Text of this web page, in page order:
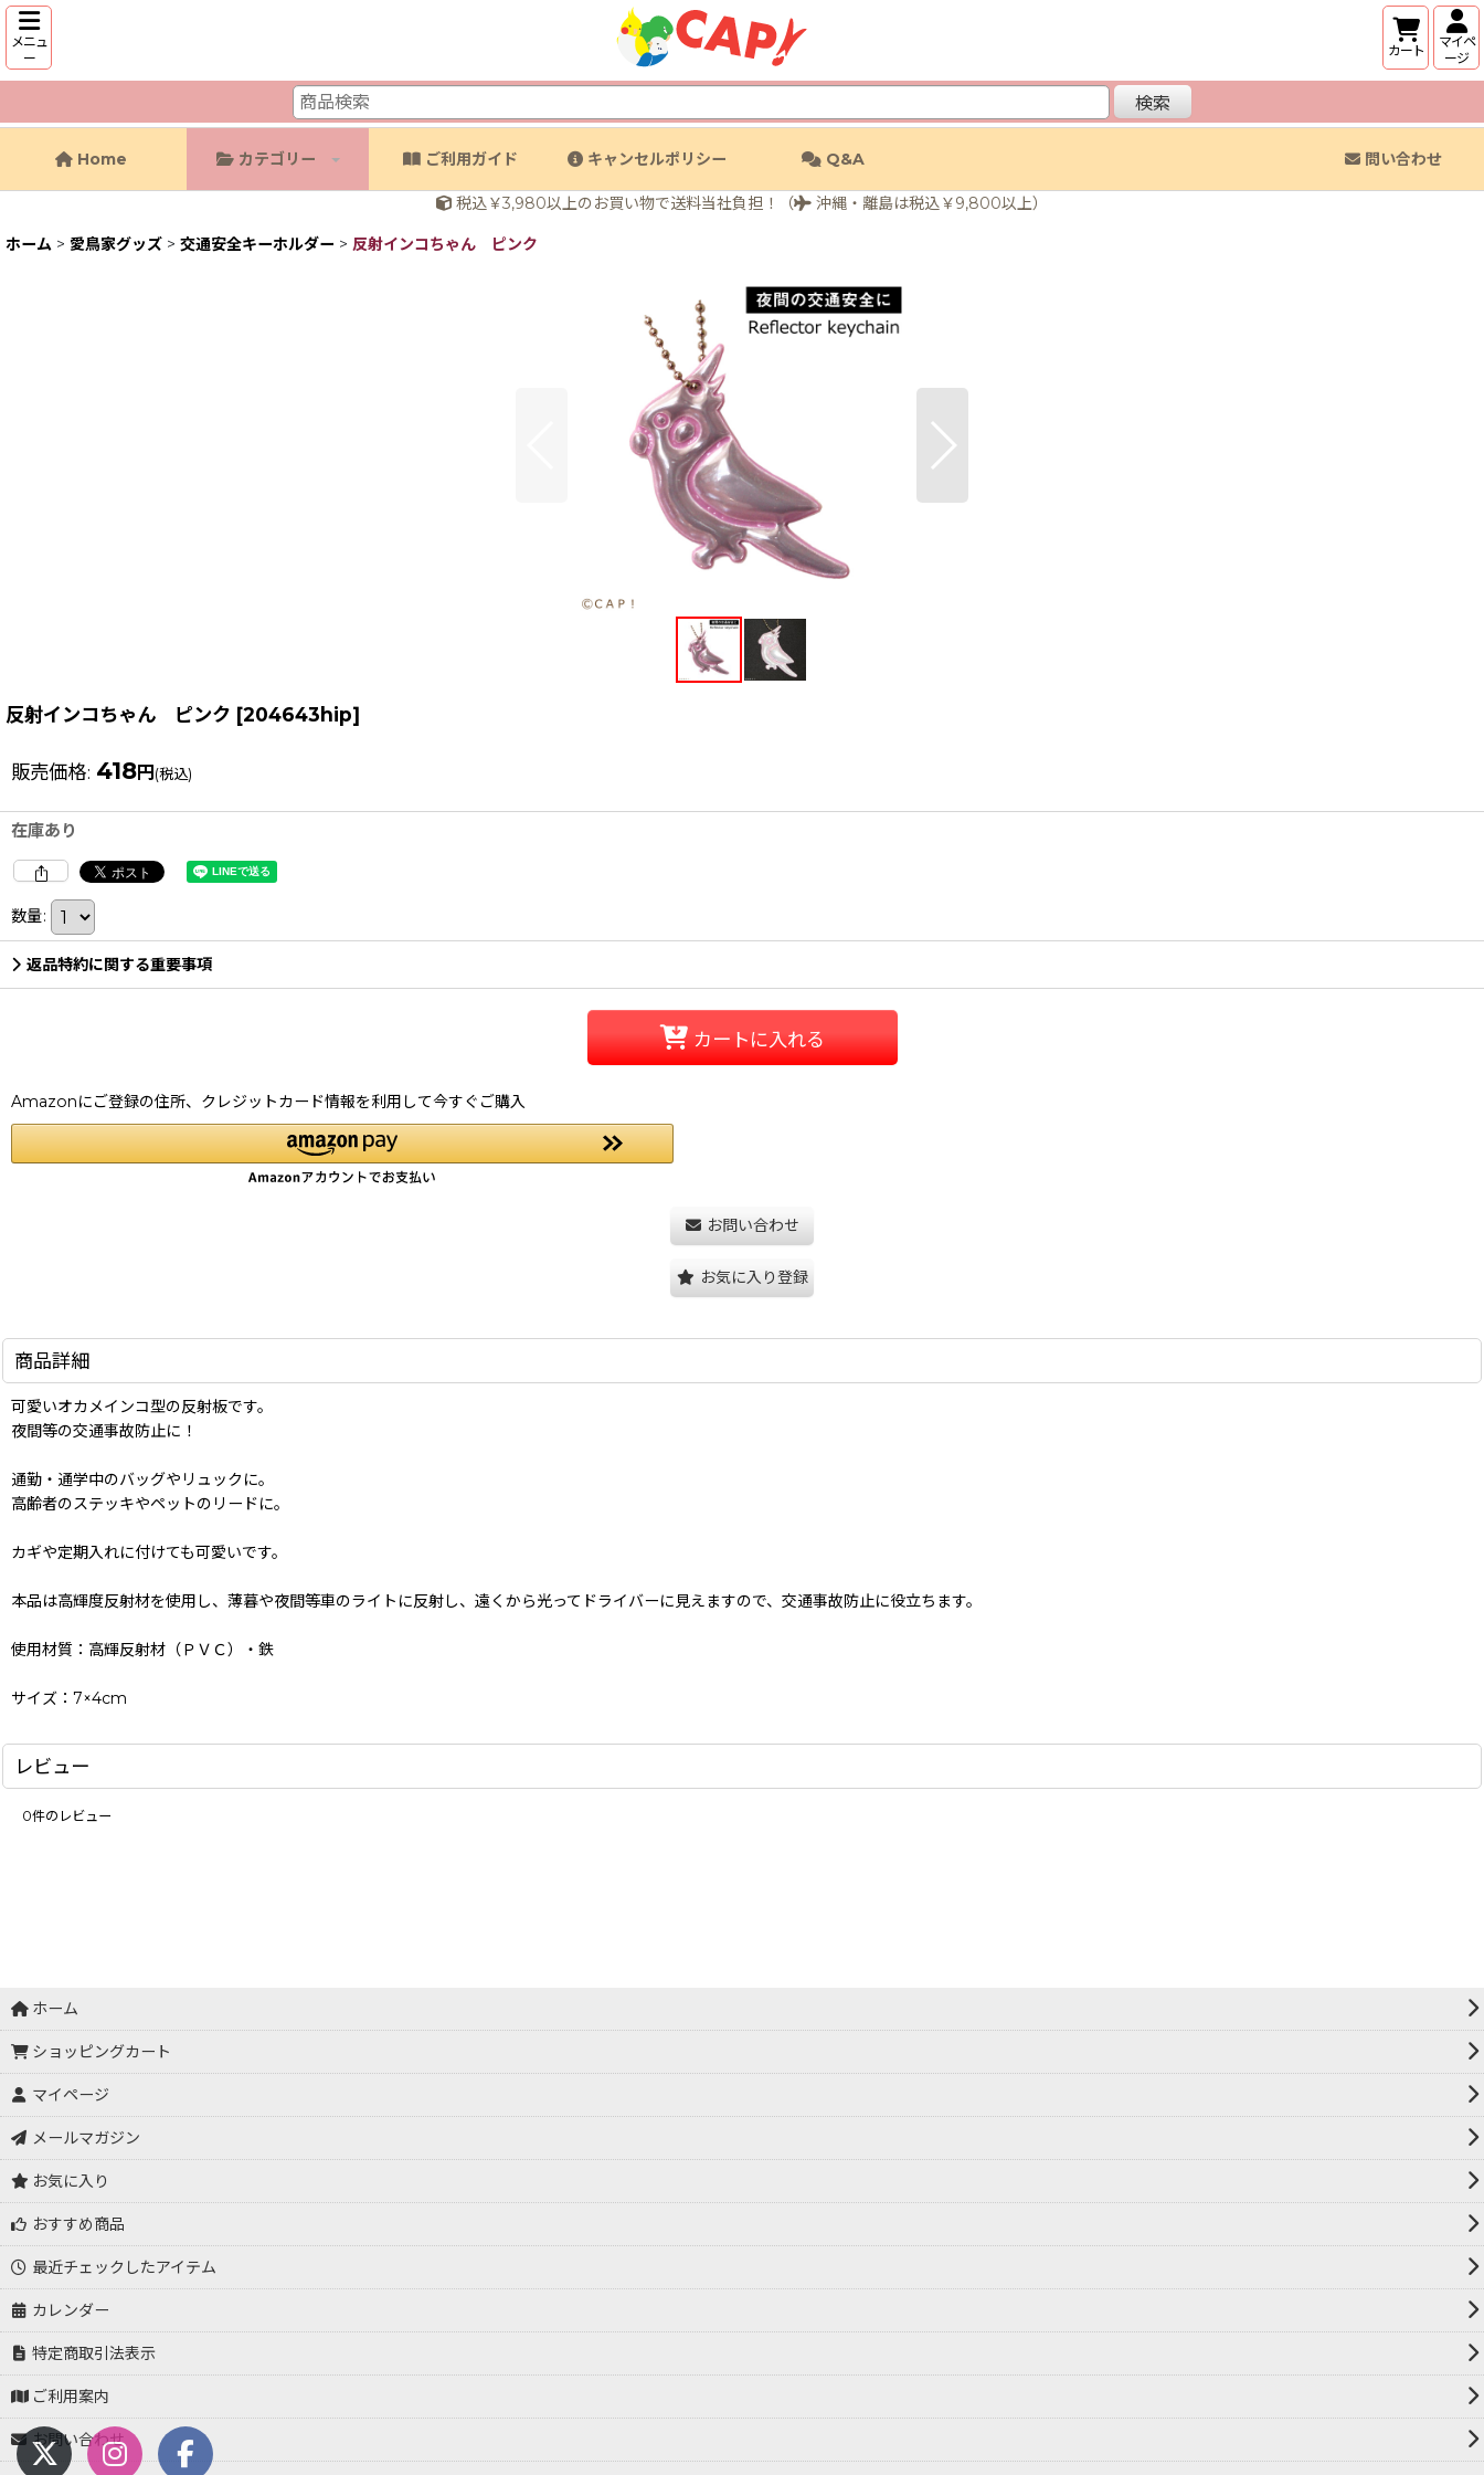
メニュ
ー
カート
マイペ
ージ
検索
Home カテゴリー ご利用ガイド キャンセルポリシー Q&A 問い合わせ
税込￥3,980以上のお買い物で送料当社負担！（ 沖縄・離島は税込￥9,800以上）
ホーム > 愛鳥家グッズ > 交通安全キーホルダー > 反射インコちゃん ピンク
反射インコちゃん ピンク [204643hip]
販売価格: 418円 (税込)
在庫あり
数量:
返品特約に関する重要事項
カートに入れる
Amazonにご登録の住所、クレジットカード情報を利用して今すぐご購入
お問い合わせ
お気に入り登録
商品詳細
可愛いオカメインコ型の反射板です。
夜間等の交通事故防止に！
通勤・通学中のバッグやリュックに。
高齢者のステッキやペットのリードに。
カギや定期入れに付けても可愛いです。
本品は高輝度反射材を使用し、薄暮や夜間等車のライトに反射し、遠くから光ってドライバーに見えますので、交通事故防止に役立ちます。
使用材質：高輝反射材（ＰＶＣ）・鉄
サイズ：7×4cm
レビュー
0件のレビュー
ホーム
ショッピングカート
マイページ
メールマガジン
お気に入り
おすすめ商品
最近チェックしたアイテム
カレンダー
特定商取引法表示
ご利用案内
お問い合わせ